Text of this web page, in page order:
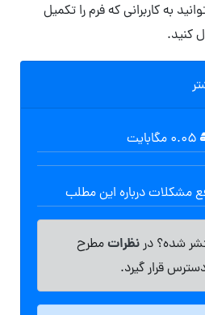
به کاربرانی که فرم را تکمیل
کنید.
مشکلات درباره این مطلب
شده؟ درنظراتمطرح
قرار گیرد.